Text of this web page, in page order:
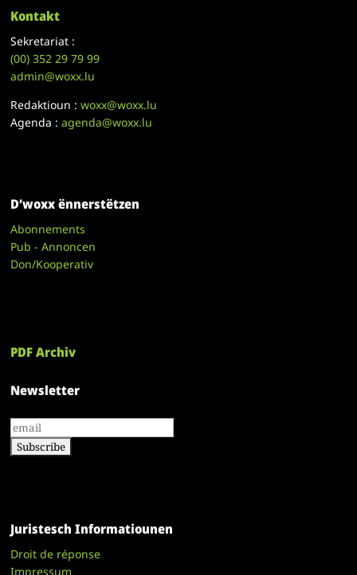
Kontakt
Sekretariat :
(00)352 29 79 99
admin@woxx.lu
Redaktioun :woxx@woxx.lu
Agenda :agenda@woxx.lu
D’woxx ënnerstëtzen
Abonnements
Pub - Annoncen
Don/Kooperativ
PDF Archiv
Newsletter
Juristesch Informatiounen
Droit de réponse
Impressum